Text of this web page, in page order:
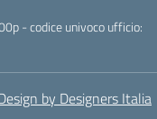
- codice univoco ufficio:
by Designers Italia